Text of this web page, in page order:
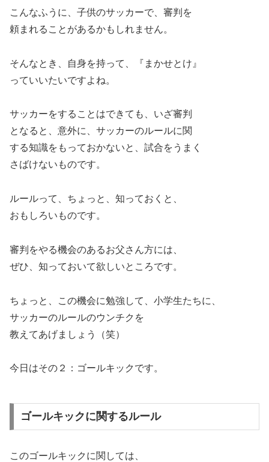
こんなふうに、子供のサッカーで、審判を
頼まれることがあるかもしれません。
そんなとき、自身を持って、『まかせとけ』
っていいたいですよね。
サッカーをすることはできても、いざ審判
となると、意外に、サッカーのルールに関
する知識をもっておかないと、試合をうまく
さばけないものです。
ルールって、ちょっと、知っておくと、
おもしろいものです。
審判をやる機会のあるお父さん方には、
ぜひ、知っておいて欲しいところです。
ちょっと、この機会に勉強して、小学生たちに、
サッカーのルールのウンチクを
教えてあげましょう（笑）
今日はその２：ゴールキックです。
ゴールキックに関するルール
このゴールキックに関しては、